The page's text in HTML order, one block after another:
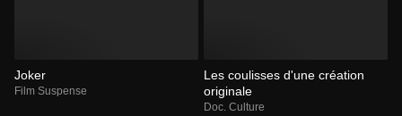
Joker
Film Suspense
Les coulisses d'une création
originale
Doc. Culture